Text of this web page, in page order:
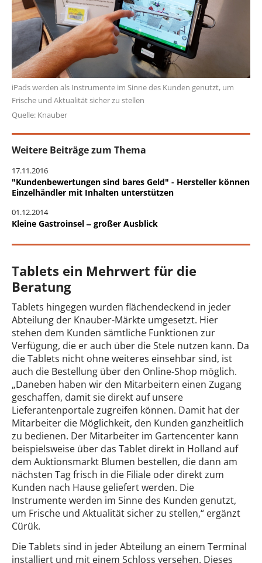
iPads werden als Instrumente im Sinne des Kunden genutzt, um
Frische und Aktualität sicher zu stellen
Quelle: Knauber
Weitere Beiträge zum Thema
17.11.2016
"Kundenbewertungen sind bares Geld" - Hersteller können
Einzelhändler mit Inhalten unterstützen
01.12.2014
Kleine Gastroinsel ‒ großer Ausblick
Tablets ein Mehrwert für die
Beratung
Tablets hingegen wurden flächendeckend in jeder
Abteilung der Knauber-Märkte umgesetzt. Hier
stehen dem Kunden sämtliche Funktionen zur
Verfügung, die er auch über die Stele nutzen kann. Da
die Tablets nicht ohne weiteres einsehbar sind, ist
auch die Bestellung über den Online-Shop möglich.
„Daneben haben wir den Mitarbeitern einen Zugang
geschaffen, damit sie direkt auf unsere
Lieferantenportale zugreifen können. Damit hat der
Mitarbeiter die Möglichkeit, den Kunden ganzheitlich
zu bedienen. Der Mitarbeiter im Gartencenter kann
beispielsweise über das Tablet direkt in Holland auf
dem Auktionsmarkt Blumen bestellen, die dann am
nächsten Tag frisch in die Filiale oder direkt zum
Kunden nach Hause geliefert werden. Die
Instrumente werden im Sinne des Kunden genutzt,
um Frische und Aktualität sicher zu stellen,“ ergänzt
Cürük.
Die Tablets sind in jeder Abteilung an einem Terminal
installiert und mit einem Schloss versehen. Dieses